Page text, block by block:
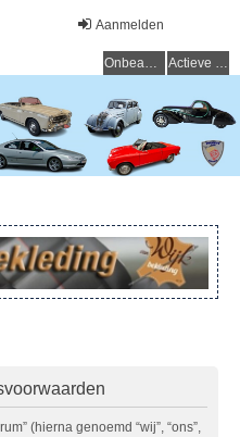
Aanmelden
Onbeantwoorde onderwerpen Actieve onderwerpen
(hierna genoemd “wij”, “ons”,